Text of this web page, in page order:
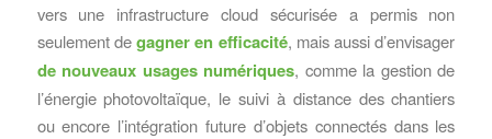
vers une infrastructure cloud sécurisée a permis non
seulement degagner en efficacité, mais aussi d’envisager
de nouveaux usages numériques, comme la gestion de
l’énergie photovoltaïque, le suivi à distance des chantiers
ou encore l’intégration future d’objets connectés dans les